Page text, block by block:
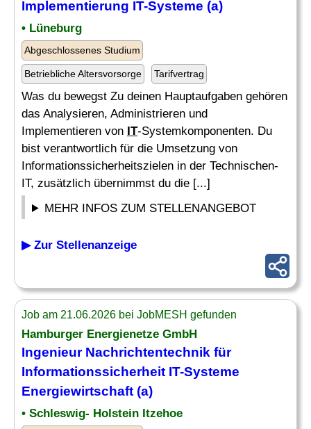
Implementierung IT-Systeme (a)
• Lüneburg
Abgeschlossenes Studium
Betriebliche Altersvorsorge Tarifvertrag
Was du bewegst Zu deinen Hauptaufgaben gehören
das Analysieren, Administrieren und
Implementieren von IT-Systemkomponenten. Du
bist verantwortlich für die Umsetzung von
Informationssicherheitszielen in der Technischen-
IT, zusätzlich übernimmst du die [...]
MEHR INFOS ZUM STELLENANGEBOT
▶ Zur Stellenanzeige
Job am 21.06.2026 bei JobMESH gefunden
Hamburger Energienetze GmbH
IngenieurNachrichtentechnik für
Informationssicherheit IT-Systeme
Energiewirtschaft (a)
• Schleswig- Holstein Itzehoe